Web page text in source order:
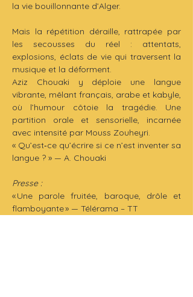
la vie bouillonnante d’Alger.
Mais la répétition déraille, rattrapée par
les secousses du réel : attentats,
explosions, éclats de vie qui traversent la
musique et la déforment.
Aziz Chouaki y déploie une langue
vibrante, mêlant français, arabe et kabyle,
où l’humour côtoie la tragédie. Une
partition orale et sensorielle, incarnée
avec intensité par Mouss Zouheyri.
« Qu’est‑ce qu’écrire si ce n’est inventer sa
langue ? » — A. Chouaki
Presse :
« Une parole fruitée, baroque, drôle et
flamboyante » — Télérama – TT